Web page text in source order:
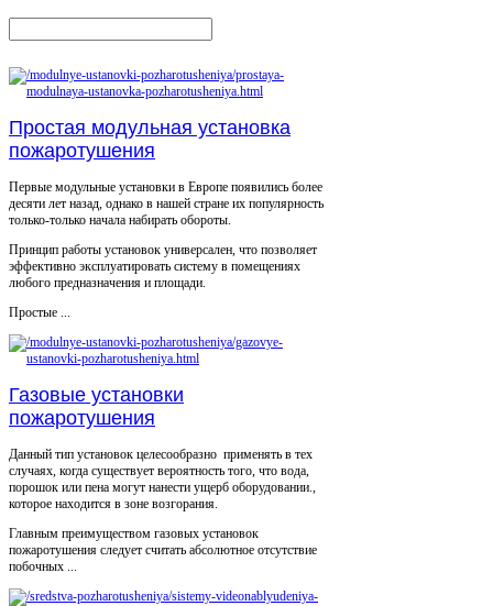
Простая модульная установка
пожаротушения
Первые модульные установки в Европе появились более
десяти лет назад, однако в нашей стране их популярность
только-только начала набирать обороты.
Принцип работы установок универсален, что позволяет
эффективно эксплуатировать систему в помещениях
любого предназначения и площади.
Простые ...
Газовые установки
пожаротушения
Данный тип установок целесообразно применять в тех
случаях, когда существует вероятность того, что вода,
порошок или пена могут нанести ущерб оборудовании.,
которое находится в зоне возгорания.
Главным преимуществом газовых установок
пожаротушения следует считать абсолютное отсутствие
побочных ...